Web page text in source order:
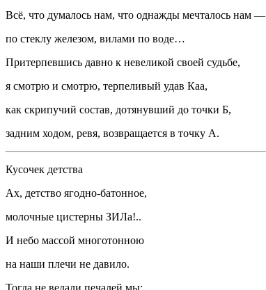
Всё, что думалось нам, что однажды мечталось нам —
по стеклу железом, вилами по воде…
Притерпевшись давно к невеликой своей судьбе,
я смотрю и смотрю, терпеливый удав Каа,
как скрипучий состав, дотянувший до точки Б,
задним ходом, ревя, возвращается в точку А.
Кусочек детства
Ах, детство ягодно-батонное,
молочные цистерны ЗИЛа!..
И небо массой многотонною
на наши плечи не давило.